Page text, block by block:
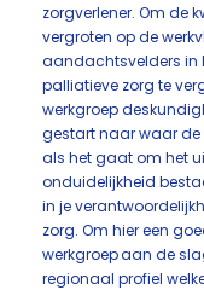
zorgverlener. Om de
vergroten op de
aandachtsvelders in
palliatieve zorg te
werkgroep
gestart naar waar
als het gaat om het
onduidelijkheid
in je
zorg. Om hier een
werkgroep aan de
regionaal profiel